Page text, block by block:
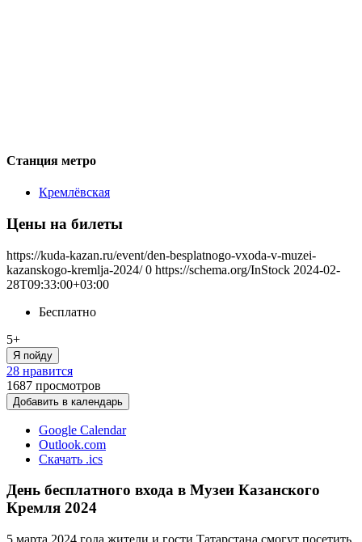
Станция метро
Кремлёвская
Цены на билеты
https://kuda-kazan.ru/event/den-besplatnogo-vxoda-v-muzei-
kazanskogo-kremlja-2024/ 0 https://schema.org/InStock 2024-02-
28T09:33:00+03:00
Бесплатно
5+
Я пойду
28 нравится
1687 просмотров
Добавить в календарь
Google Calendar
Outlook.com
Скачать .ics
День бесплатного входа в Музеи Казанского
Кремля 2024
5 марта 2024 года жители и гости Татарстана смогут посетить